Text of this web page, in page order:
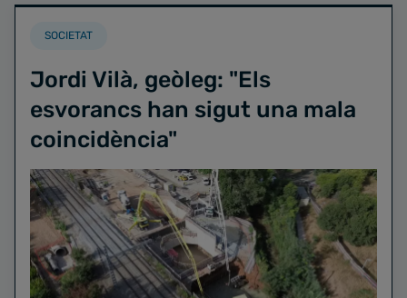
SOCIETAT
Jordi Vilà, geòleg: "Els
esvorancs han sigut una mala
coincidència"